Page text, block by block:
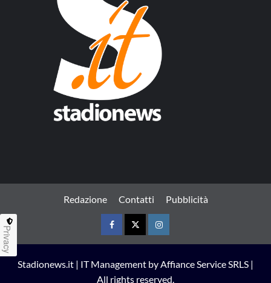
Redazione Contatti Pubblicità
FacebookTwitterInstagram
Stadionews.it | IT Management by Affiance Service SRLS |
All rights reserved.
Privacy